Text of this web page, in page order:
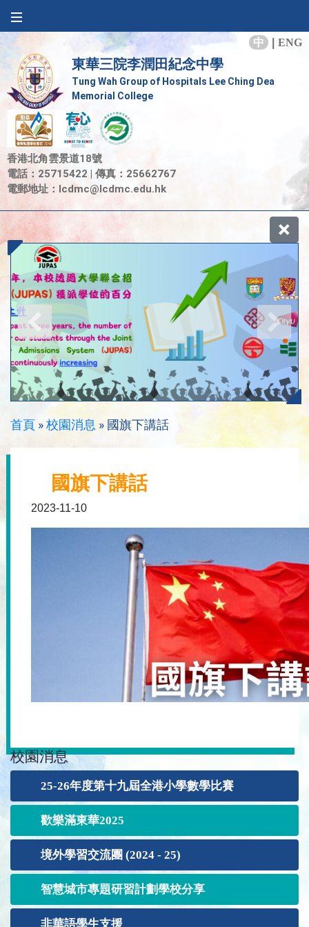
中 ENG
東華三院李潤田紀念中學
Tung Wah Group of Hospitals Lee Ching Dea
Memorial College
香港北角雲景道18號
電話：25715422 | 傳真：25662767
電郵地址： lcdmc@lcdmc.edu.hk
首頁 »校園消息 » 國旗下講話
國旗下講話
2023-11-10
校園消息
25-26年度第十九屆全港小學數學比賽
歡樂滿東華2025
境外學習交流團 (2024 - 25)
智慧城市專題研習計劃學校分享
非華語學生支援